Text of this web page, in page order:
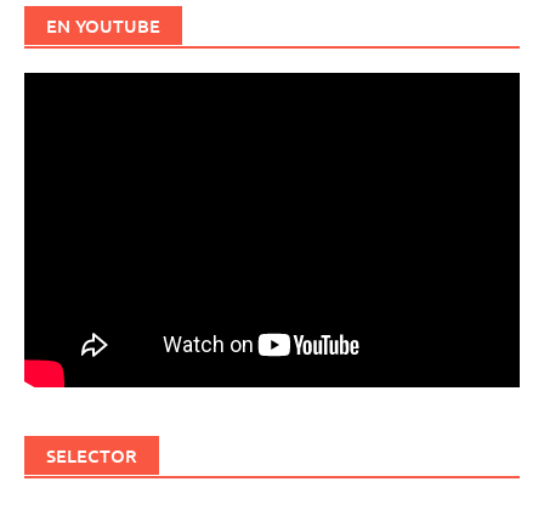
EN YOUTUBE
SELECTOR